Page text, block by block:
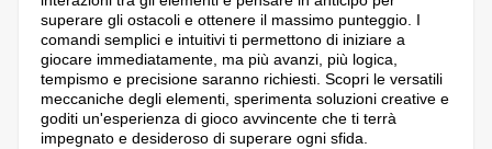
superare gli ostacoli e ottenere il massimo punteggio. I
comandi semplici e intuitivi ti permettono di iniziare a
giocare immediatamente, ma più avanzi, più logica,
tempismo e precisione saranno richiesti. Scopri le versatili
meccaniche degli elementi, sperimenta soluzioni creative e
goditi un'esperienza di gioco avvincente che ti terrà
impegnato e desideroso di superare ogni sfida.